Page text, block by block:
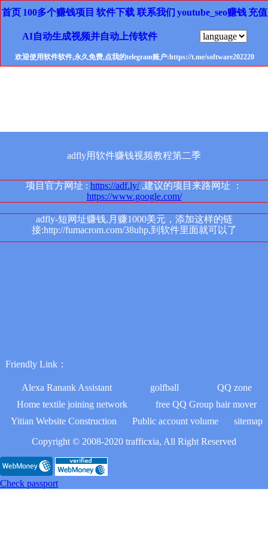
首页 100多个赚钱项目 软件下载 联系我们 youtube_seo赚钱 充值
AI自动生成视频并自动上传软件
欢迎使用软件软件,永久免费,点我的telegram账户:https://t.me/software202220
adfly用软件赚钱视频教程第二季
项目官方网址 : https://adf.ly/,建议的项目来路网址 ：
https://www.google.com/
adfly-短网址赚钱,月赚1000美元，添加这样的链
接:http://fumacrom.com/38uhp,到软件里面就可以了
Friendly Link：
Alexa Ranank Assistant golfball
QQ zone
Home textile joining network
free QQ Group hair mover
Yitian Website Construction
Public account volume
sitemap
Copyright © 2008-2020 trafficxia, All Right Reserved
Check passport